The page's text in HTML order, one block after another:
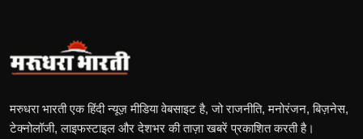
मरुधरा भारती एक हिंदी न्यूज़ मीडिया वेबसाइट है, जो राजनीति, मनोरंजन, बिज़नेस,
टेक्नोलॉजी, लाइफस्टाइल और देशभर की ताज़ा खबरें प्रकाशित करती है।